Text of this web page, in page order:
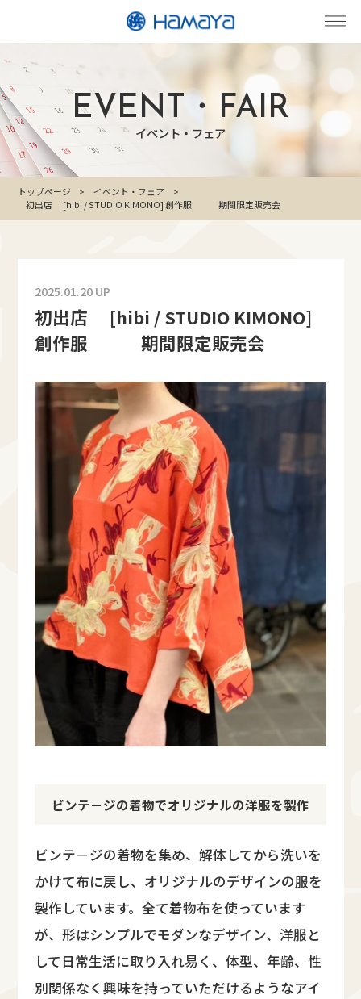
EVENT・FAIR
イベント・フェア
トップページ
イベント・フェア
初出店 [hibi / STUDIO KIMONO] 創作服 期間限定販売会
2025.01.20 UP
初出店 [hibi / STUDIO KIMONO]
創作服 期間限定販売会
ビンテ－ジの着物でオリジナルの洋服を製作
ビンテ－ジの着物を集め、解体してから洗いを
かけて布に戻し、オリジナルのデザインの服を
製作しています。全て着物布を使っています
が、形はシンプルでモダンなデザイン、洋服と
して日常生活に取り入れ易く、体型、年齢、性
別関係なく興味を持っていただけるようなアイ